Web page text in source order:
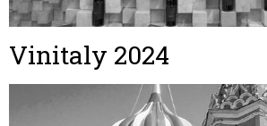
Vinitaly 2024